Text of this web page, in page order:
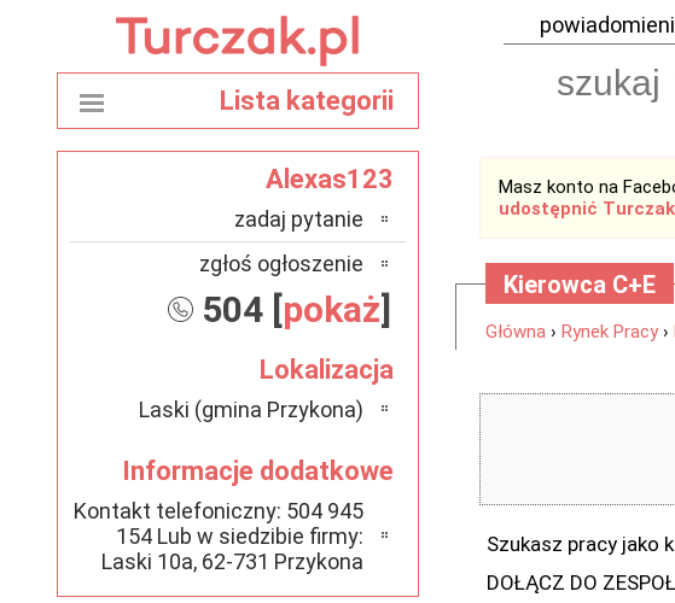
Masz konto na
udostępnić
Kierowca C+E
Główna › Rynek Pracy ›
Szukasz pracy jako
DOŁĄCZ DO
Lista kategorii
Alexas123
zadaj pytanie
zgłoś ogłoszenie
504 [pokaż]
Lokalizacja
Laski (gmina Przykona)
Informacje dodatkowe
Kontakt telefoniczny: 504 945
154 Lub w siedzibie firmy:
Laski 10a, 62-731 Przykona